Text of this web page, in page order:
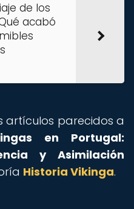
de los
acabó
artículos parecidos a
en Portugal:
y Asimilación
Historia Vikinga.